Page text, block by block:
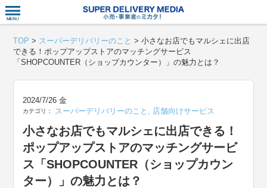
TOP > スーパーデリバリーのこと >小さなお店でもマルシェに出店
できる！ポップアップストアのマッチングサービス
「SHOPCOUNTER（ショップカウンター）」の魅力とは？
2024/7/26 金
カテゴリ： スーパーデリバリーのこと , 店舗向けサービス
小さなお店でもマルシェに出店できる！
ポップアップストアのマッチングサービ
ス「SHOPCOUNTER（ショップカウン
ター）」の魅力とは？